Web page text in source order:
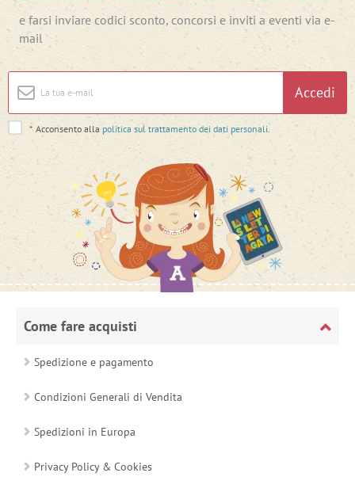
e farsi inviare codici sconto, concorsi e inviti a eventi via e-
mail
Accedi
* Acconsento alla politica sul trattamento dei dati personali
Come fare acquisti
Spedizione e pagamento
Condizioni Generali di Vendita
Spedizioni in Europa
Privacy Policy & Cookies